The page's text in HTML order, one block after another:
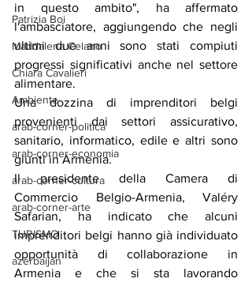
Patrizia Boi
Maddalena Celano
Chiara Cavalieri
Ambiente
arab-corner-politica
arab-corner-economia
arab-corner-cultura
arab-corner-arte
TURISMO
azerbaijan
in questo ambito", ha affermato
l'ambasciatore, aggiungendo che negli
ultimi due anni sono stati compiuti
progressi significativi anche nel settore
alimentare.
Una dozzina di imprenditori belgi
provenienti dai settori assicurativo,
sanitario, informatico, edile e altri sono
giunti in Armenia.
Il presidente della Camera di
Commercio Belgio-Armenia, Valéry
Safarian, ha indicato che alcuni
imprenditori belgi hanno già individuato
opportunità di collaborazione in
Armenia e che si sta lavorando